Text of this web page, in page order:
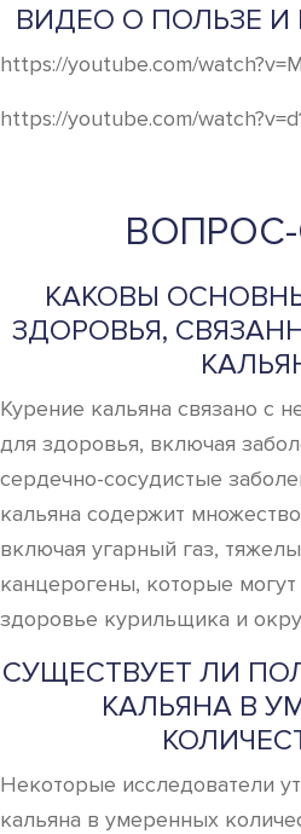
ВИДЕО О ПОЛЬЗЕ И
https://youtube.com/
https://youtube.com/
КАКОВЫ
ЗДОРОВЬЯ,
Курение кальяна связано с
для здоровья, включая
сердечно-сосудистые
кальяна содержит
включая угарный газ,
канцерогены, которые могут
здоровье курильщика и
СУЩЕСТВУЕТ ЛИ
КАЛЬЯНА В
Некоторые исследователи
кальяна в умеренных